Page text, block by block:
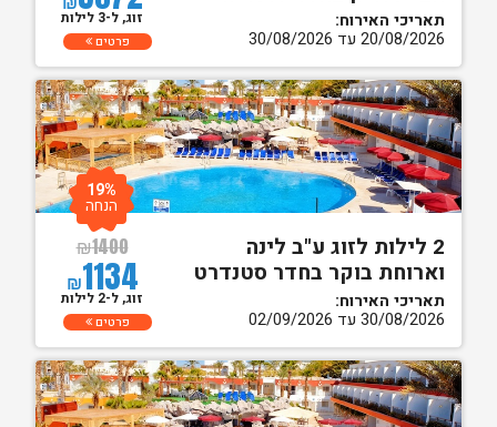
תאריכי האירוח:
20/08/2026 עד 30/08/2026
זוג, ל-3 לילות
פרטים
2 לילות לזוג ע"ב לינה
וארוחת בוקר בחדר סטנדרט
תאריכי האירוח:
30/08/2026 עד 02/09/2026
₪1400
₪1134
19%
הנחה
זוג, ל-2 לילות
פרטים